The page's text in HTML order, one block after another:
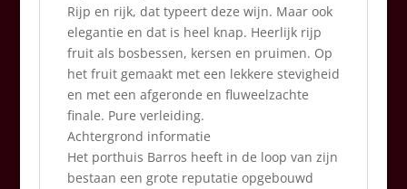
Rijp en rijk, dat typeert deze wijn. Maar ook
elegantie en dat is heel knap. Heerlijk rijp
fruit als bosbessen, kersen en pruimen. Op
het fruit gemaakt met een lekkere stevigheid
en met een afgeronde en fluweelzachte
finale. Pure verleiding.
Achtergrond informatie
Het porthuis Barros heeft in de loop van zijn
bestaan een grote reputatie opgebouwd